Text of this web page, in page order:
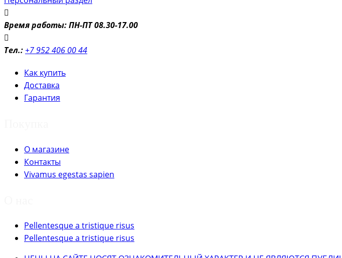
Время работы: ПН-ПТ 08.30-17.00
Тел.: +7 952 406 00 44
Как купить
Доставка
Гарантия
О магазине
Контакты
Vivamus egestas sapien
Pellentesque a tristique risus
Pellentesque a tristique risus